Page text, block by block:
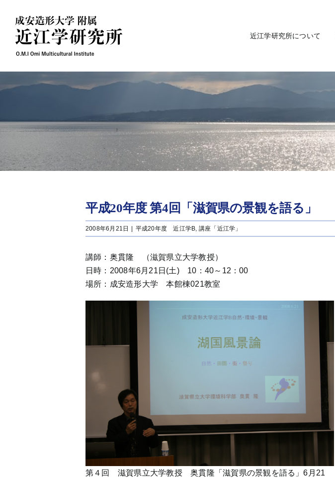
content
近江学研究所について
平成20年度 第4回「滋賀県の景観を語る」
2008年6月21日 平成20年度 近江学B, 講座「近江学」
講師：奥貫隆 （滋賀県立大学教授）
日時：2008年6月21日(土) 10：40～12：00
場所：成安造形大学 本館棟021教室
第４回 滋賀県立大学教授 奥貫隆「滋賀県の景観を語る」6月21